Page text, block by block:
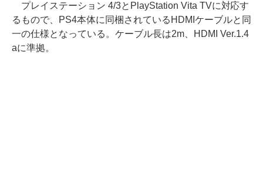
プレイステーション 4/3とPlayStation Vita TVに対応す
るもので、PS4本体に同梱されているHDMIケーブルと同
一の仕様となっている。ケーブル長は2m、HDMI Ver.1.4
aに準拠。